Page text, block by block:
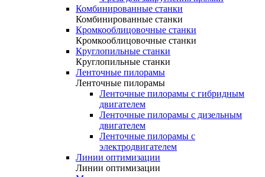
Комбинированные станки
Комбинированные станки
Кромкооблицовочные станки
Кромкооблицовочные станки
Круглопильные станки
Круглопильные станки
Ленточные пилорамы
Ленточные пилорамы
Ленточные пилорамы с гибридным
двигателем
Ленточные пилорамы с дизельным
двигателем
Ленточные пилорамы с
электродвигателем
Линии оптимизации
Линии оптимизации